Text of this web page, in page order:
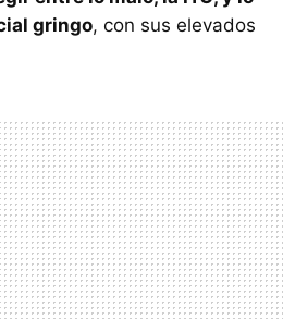
gringo, con sus elevados